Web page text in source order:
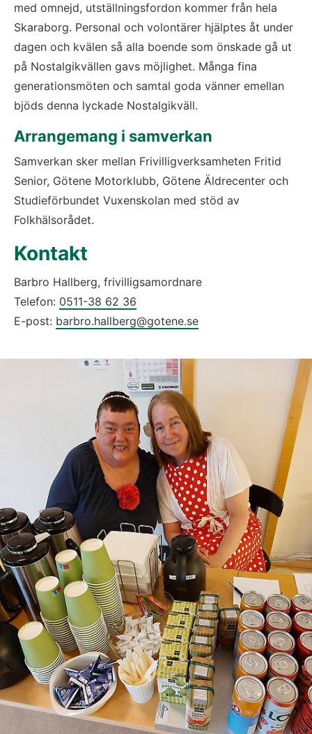
med omnejd, utställningsfordon kommer från hela
Skaraborg. Personal och volontärer hjälptes åt under
dagen och kvälen så alla boende som önskade gå ut
på Nostalgikvällen gavs möjlighet. Många fina
generationsmöten och samtal goda vänner emellan
bjöds denna lyckade Nostalgikväll.
Arrangemang i samverkan
Samverkan sker mellan Frivilligverksamheten Fritid
Senior, Götene Motorklubb, Götene Äldrecenter och
Studieförbundet Vuxenskolan med stöd av
Folkhälsorådet.
Kontakt
Barbro Hallberg, frivilligsamordnare
Telefon: 0511-38 62 36
E-post: barbro.hallberg@gotene.se